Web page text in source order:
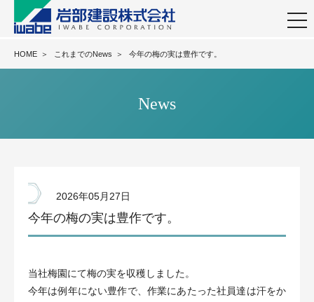
HOME ＞ これまでのNews ＞ 今年の梅の実は豊作です。
News
2026年05月27日
今年の梅の実は豊作です。
当社梅園にて梅の実を収穫しました。
今年は例年にない豊作で、作業にあたった社員達は汗をか